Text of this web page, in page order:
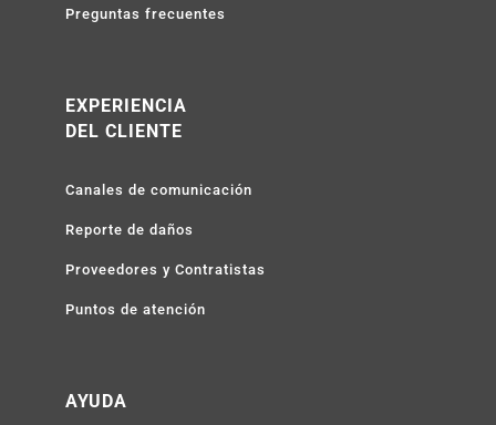
Preguntas frecuentes
EXPERIENCIA
DEL CLIENTE
Canales de comunicación
Reporte de daños
Proveedores y Contratistas
Puntos de atención
AYUDA